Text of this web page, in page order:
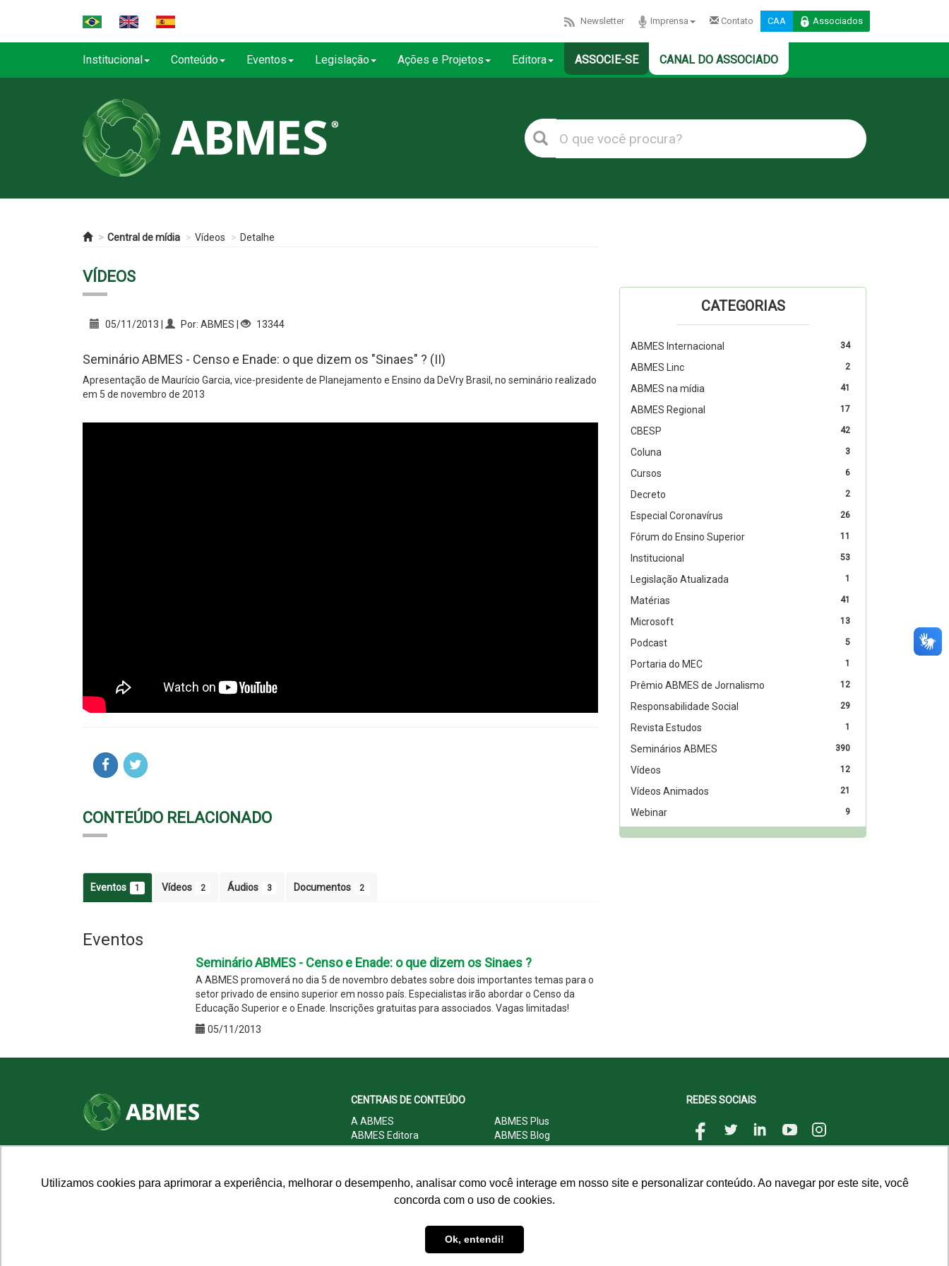
Utilizamos cookies para aprimorar a experiência, melhorar o desempenho, analisar como você interage em nosso site e personalizar conteúdo. Ao navegar por este site, você
concorda com o uso de cookies.
Ok, entendi!
Newsletter Imprensa Contato CAA Associados
Institucional Conteúdo Eventos Legislação Ações e Projetos Editora ASSOCIE-SE CANAL DO ASSOCIADO
Central de mídia Vídeos Detalhe
VÍDEOS
05/11/2013 | Por: ABMES | 13344
Seminário ABMES - Censo e Enade: o que dizem os "Sinaes" ? (II)
Apresentação de Maurício Garcia, vice-presidente de Planejamento e Ensino da DeVry Brasil, no seminário realizado
em 5 de novembro de 2013
CONTEÚDO RELACIONADO
Eventos 1 Vídeos 2 Áudios 3 Documentos 2
Eventos
Seminário ABMES - Censo e Enade: o que dizem os Sinaes ?
A ABMES promoverá no dia 5 de novembro debates sobre dois importantes temas para o
setor privado de ensino superior em nosso país. Especialistas irão abordar o Censo da
Educação Superior e o Enade. Inscrições gratuitas para associados. Vagas limitadas!
05/11/2013
CATEGORIAS
34
ABMES Internacional
2
ABMES Linc
41
ABMES na mídia
17
ABMES Regional
42
CBESP
3
Coluna
6
Cursos
2
Decreto
26
Especial Coronavírus
11
Fórum do Ensino Superior
53
Institucional
1
Legislação Atualizada
41
Matérias
13
Microsoft
5
Podcast
1
Portaria do MEC
12
Prêmio ABMES de Jornalismo
29
Responsabilidade Social
1
Revista Estudos
390
Seminários ABMES
12
Vídeos
21
Vídeos Animados
9
Webinar
CEP: 70.701-060 - Asa Norte, Brasília/DF
CENTRAIS DE CONTEÚDO
A ABMES
ABMES Plus
ABMES Editora
ABMES Blog
ABMES LInC
Legislação
Central do Associado ABMES
Contato
REDES SOCIAIS
© 2009 - 2026 ABMES. Todos os direitos reservados.